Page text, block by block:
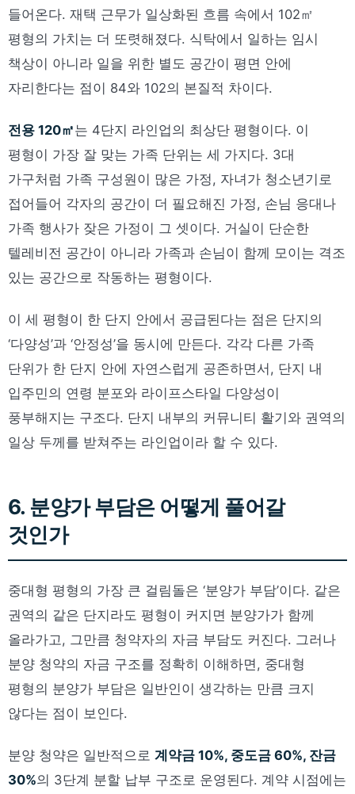
들어온다. 재택 근무가 일상화된 흐름 속에서 102㎡
평형의 가치는 더 또렷해졌다. 식탁에서 일하는 임시
책상이 아니라 일을 위한 별도 공간이 평면 안에
자리한다는 점이 84와 102의 본질적 차이다.
전용 120㎡는 4단지 라인업의 최상단 평형이다. 이
평형이 가장 잘 맞는 가족 단위는 세 가지다. 3대
가구처럼 가족 구성원이 많은 가정, 자녀가 청소년기로
접어들어 각자의 공간이 더 필요해진 가정, 손님 응대나
가족 행사가 잦은 가정이 그 셋이다. 거실이 단순한
텔레비전 공간이 아니라 가족과 손님이 함께 모이는 격조
있는 공간으로 작동하는 평형이다.
이 세 평형이 한 단지 안에서 공급된다는 점은 단지의
‘다양성’과 ‘안정성’을 동시에 만든다. 각각 다른 가족
단위가 한 단지 안에 자연스럽게 공존하면서, 단지 내
입주민의 연령 분포와 라이프스타일 다양성이
풍부해지는 구조다. 단지 내부의 커뮤니티 활기와 권역의
일상 두께를 받쳐주는 라인업이라 할 수 있다.
6. 분양가 부담은 어떻게 풀어갈
것인가
중대형 평형의 가장 큰 걸림돌은 ‘분양가 부담’이다. 같은
권역의 같은 단지라도 평형이 커지면 분양가가 함께
올라가고, 그만큼 청약자의 자금 부담도 커진다. 그러나
분양 청약의 자금 구조를 정확히 이해하면, 중대형
평형의 분양가 부담은 일반인이 생각하는 만큼 크지
않다는 점이 보인다.
분양 청약은 일반적으로 계약금 10%, 중도금 60%, 잔금
30%의 3단계 분할 납부 구조로 운영된다. 계약 시점에는